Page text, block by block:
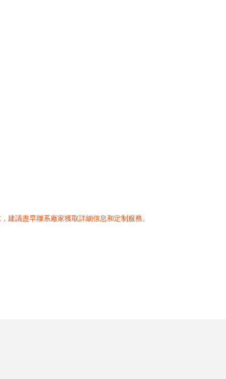
建議盡早聯系廠家獲取詳細信息和定制服務。